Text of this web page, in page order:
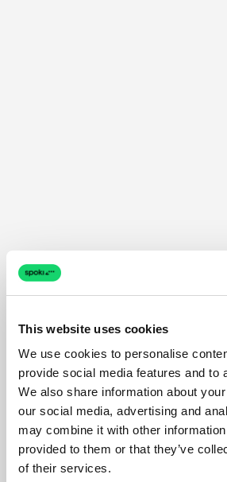
This website uses cookies
We use cookies to personalise
provide social media features and to
We also share information about
our social media, advertising and
may combine it with other information
provided to them or that they’ve
of their services.